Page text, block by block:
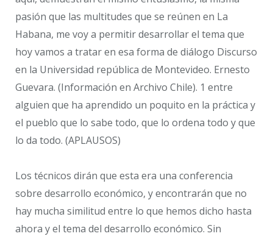
pasión que las multitudes que se reúnen en La
Habana, me voy a permitir desarrollar el tema que
hoy vamos a tratar en esa forma de diálogo Discurso
en la Universidad república de Montevideo. Ernesto
Guevara. (Información en Archivo Chile). 1 entre
alguien que ha aprendido un poquito en la práctica y
el pueblo que lo sabe todo, que lo ordena todo y que
lo da todo. (APLAUSOS)
Los técnicos dirán que esta era una conferencia
sobre desarrollo económico, y encontrarán que no
hay mucha similitud entre lo que hemos dicho hasta
ahora y el tema del desarrollo económico. Sin